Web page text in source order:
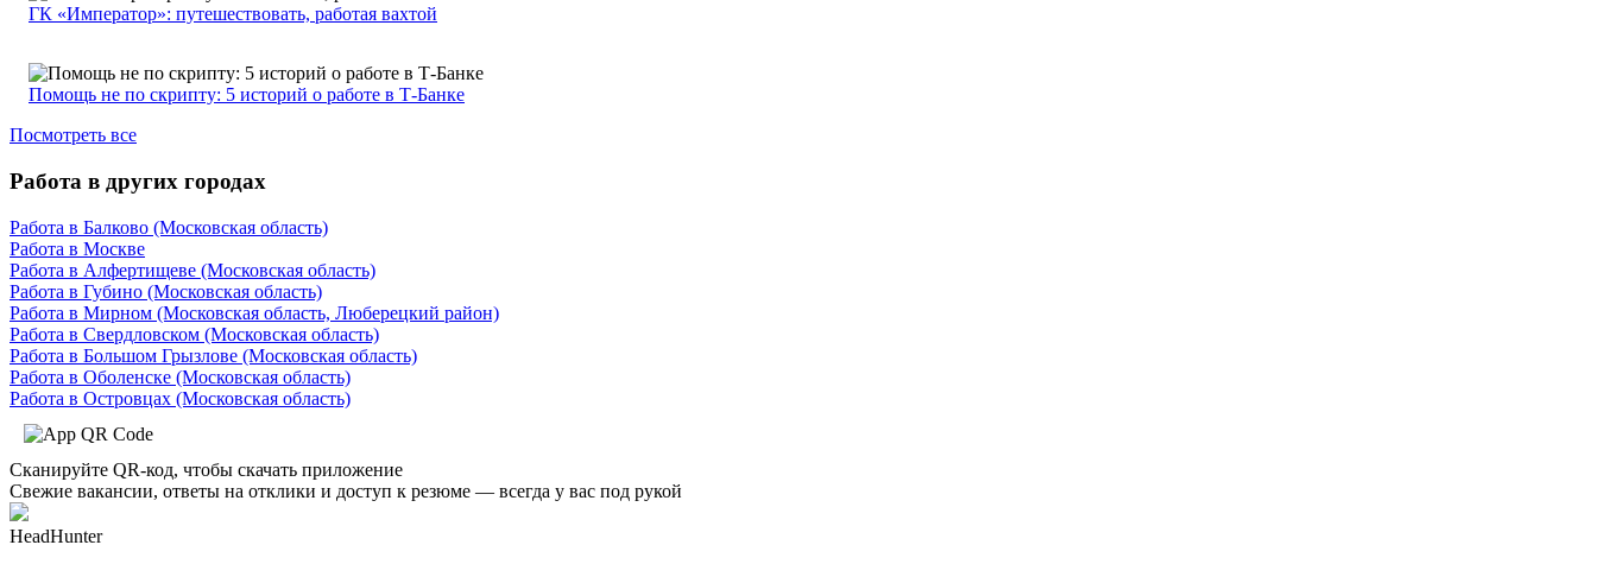
ГК «Император»: путешествовать, работая вахтой
Помощь не по скрипту: 5 историй о работе в Т-Банке
Посмотреть все
Работа в других городах
Работа в Балково (Московская область)
Работа в Москве
Работа в Алфертищеве (Московская область)
Работа в Губино (Московская область)
Работа в Мирном (Московская область, Люберецкий район)
Работа в Свердловском (Московская область)
Работа в Большом Грызлове (Московская область)
Работа в Оболенске (Московская область)
Работа в Островцах (Московская область)
Сканируйте QR-код, чтобы скачать приложение
Свежие вакансии, ответы на отклики и доступ к резюме — всегда у вас под рукой
HeadHunter